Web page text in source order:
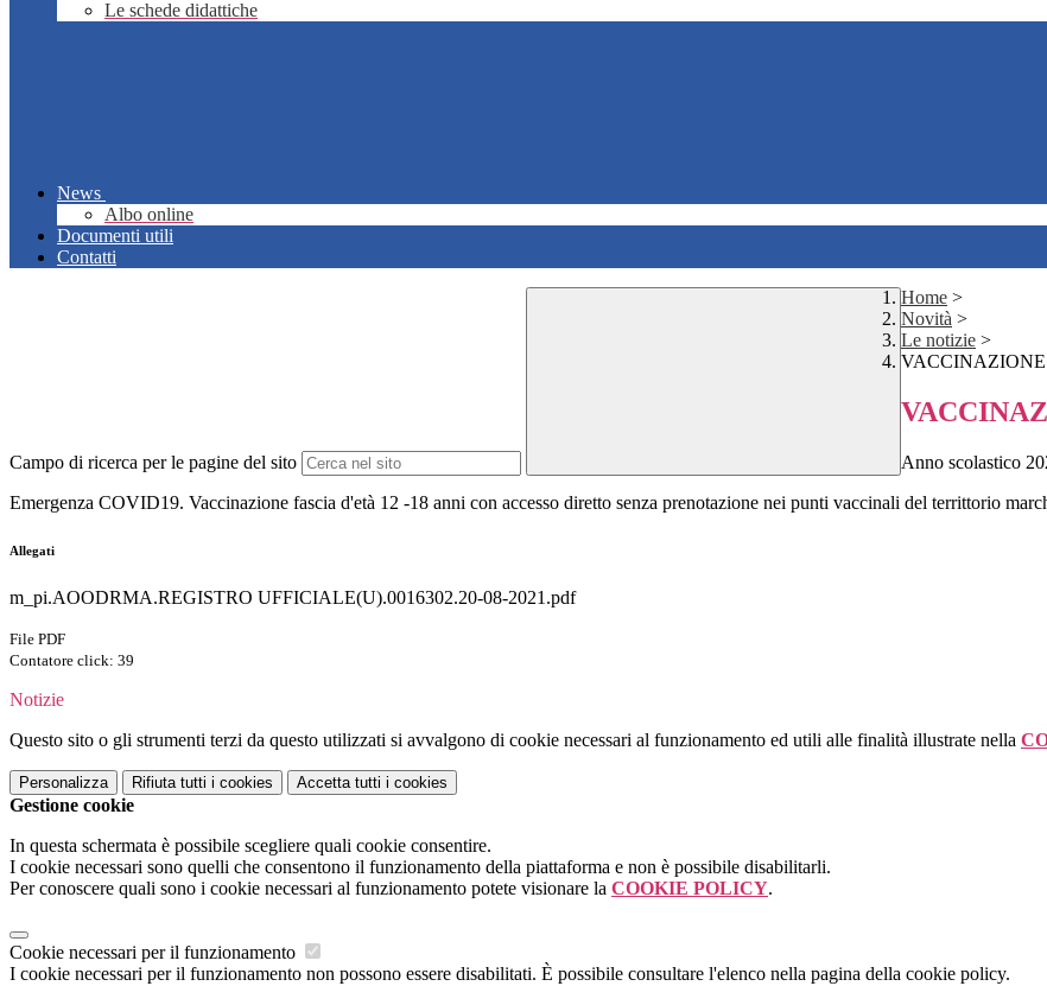
Le schede didattiche
News
Albo online
Documenti utili
Contatti
Campo di ricerca per le pagine del sito
Home >
Novità >
Le notizie >
Anno scolastico
Emergenza COVID19. Vaccinazione fascia d'età 12 -18 anni con accesso diretto senza prenotazione nei punti vaccinali del territtorio
Allegati
m_pi.AOODRMA.REGISTRO UFFICIALE(U).0016302.20-08-2021.pdf
File PDF
Contatore click: 39
Notizie
Questo sito o gli strumenti terzi da questo utilizzati si avvalgono di cookie necessari al funzionamento ed utili alle finalità illustrate nella
Personalizza Rifiuta tutti i cookies Accetta tutti i cookies
Gestione cookie
In questa schermata è possibile scegliere quali cookie consentire.
I cookie necessari sono quelli che consentono il funzionamento della piattaforma e non è possibile disabilitarli.
Per conoscere quali sono i cookie necessari al funzionamento potete visionare la COOKIE POLICY.
Cookie necessari per il funzionamento
I cookie necessari per il funzionamento non possono essere disabilitati. È possibile consultare l'elenco nella pagina della cookie policy.